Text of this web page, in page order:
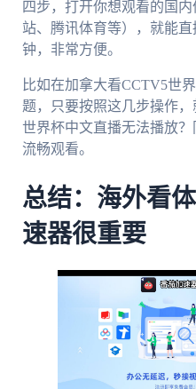
四步，打开你想观看的国
站、腾讯体育等），就能
钟，非常方便。
比如在加拿大看CCTV5世
题，只要按照这几步操作
世界杯中文直播无法播放
流畅观看。
总结：海外看
速器很重要